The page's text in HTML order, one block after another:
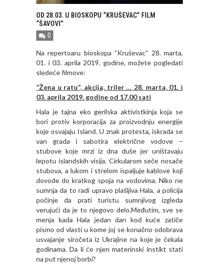
OD 28.03. U BIOSKOPU “KRUŠEVAC” FILM
“ŠAVOVI”
0
Na repertoaru bioskopa “Kruševac” 28. marta,
01. i 03. aprila 2019. godine, možete pogledati
sledeće filmove:
“Žena u ratu”, akcija, triler … 28. marta, 01. i
03. aprila 2019. godine od 17.00 sati
Hala je tajna eko gerilska aktivistkinja koja se
bori protiv korporacija za proizvodnju energije
koje osvajaju Island. U znak protesta, iskrada se
van grada i sabotira električne vodove –
stubove koje mrzi iz dna duše jer uništavaju
lepotu islandskih visija. Cirkularom seče nosače
stubova, a lukom i strelom ispaljuje kablove koji
dovode do kratkog spoja na vodovima. Niko ne
sumnja da to radi upravo plašljiva Hala, a policija
počinje da prati turistu sumnjivog izgleda
verujući da je to njegovo delo.Međutim, sve se
menja kada Hala jedan dan kod kuće zatiče
pismo od vlasti u kome joj se konačno odobrava
usvajanje siročeta iz Ukrajine na koje je čekala
godinama. Da li će njen materinski instikt stati
na put njenoj borbi?